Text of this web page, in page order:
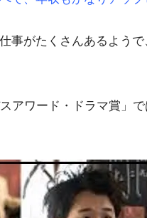
事がたくさんあるよう
スアワード・ドラマ賞」